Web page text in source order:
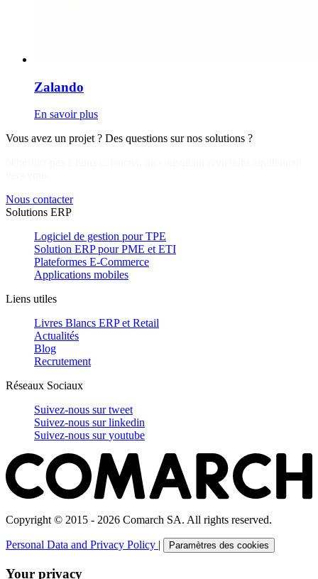
Zalando
En savoir plus
Vous avez un projet ? Des questions sur nos solutions ?
Nous contacter
Solutions ERP
Logiciel de gestion pour TPE
Solution ERP pour PME et ETI
Plateformes E-Commerce
Applications mobiles
Liens utiles
Livres Blancs ERP et Retail
Actualités
Blog
Recrutement
Réseaux Sociaux
Suivez-nous surtweet
Suivez-nous surlinkedin
Suivez-nous suryoutube
Copyright © 2015 - 2026 Comarch SA. All rights reserved.
Personal Data and Privacy Policy | Paramètres des cookies
Your privacy